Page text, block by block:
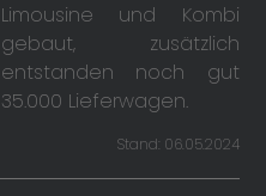
Limousine und Kombi
gebaut, zusätzlich
entstanden noch gut
35.000 Lieferwagen.
Stand: 06.05.2024